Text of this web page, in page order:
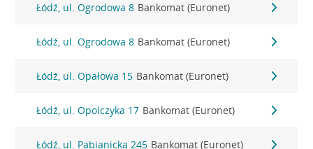
Łódź, ul. Ogrodowa 8 Bankomat (Euronet)
Łódź, ul. Ogrodowa 8 Bankomat (Euronet)
Łódź, ul. Opałowa 15 Bankomat (Euronet)
Łódź, ul. Opolczyka 17 Bankomat (Euronet)
Łódź, ul. Pabianicka 245 Bankomat (Euronet)